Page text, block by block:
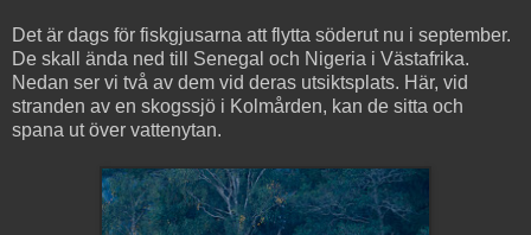
Det är dags för fiskgjusarna att flytta söderut nu i september.
De skall ända ned till Senegal och Nigeria i Västafrika.
Nedan ser vi två av dem vid deras utsiktsplats. Här, vid
stranden av en skogssjö i Kolmården, kan de sitta och
spana ut över vattenytan.